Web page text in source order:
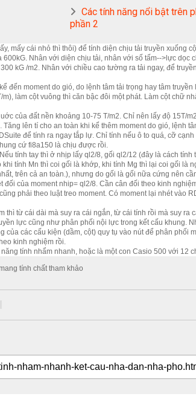
Các tính năng nổi bật trên
phần 2
mấy cái nhỏ thì thôi) để tính diện chịu tải truyền xuống
Nhân với diện chịu tải, nhân với số tấm-->lực dọc
kG /m2. Nhân với chiều cao tường ra tải ngay, để
đến moment do gió, do lệnh tâm tải trọng hay tâm
làm cột vuông thì căn bậc đôi một phát. Làm cột chữ
của đất nền khoảng 10-75 T/m2. Chỉ nên lấy độ 15T/
lên tí cho an toàn khi kể thêm moment do gió, lệnh
để tính ra ngay tắp lự. Chỉ tính nếu ô to quá, cỡ
cứ fi8a150 là chịu được rồi.
tính tay thì ở nhịp lấy ql2/8, gối ql2/12 (đây là cách
tính Mn thì coi gối là khớp, khi tính Mg thì lại coi gối là
trên cả an toàn.), nhưng do gối là gối nữa cứng nên
đối của moment nhip= ql2/8. Cần cân đối theo kinh
phải theo luật treo moment. Có moment lại nhét vào
thì từ cái dài mà suy ra cái ngắn, từ cái tính rồi mà suy ra
lực cũng như phân phối nội lực trong kết cấu khung.
của các cấu kiện (dầm, cột) quy tụ vào nút để phân phối
kinh nghiệm rồi.
tính nhẩm nhanh, hoặc là một con Casio 500 với 12
tính chất tham khảo